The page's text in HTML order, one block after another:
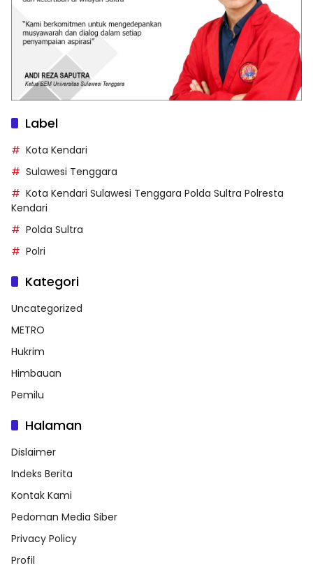
Label
Kota Kendari
Sulawesi Tenggara
Kota Kendari Sulawesi Tenggara Polda Sultra Polresta
Kendari
Polda Sultra
Polri
Kategori
Uncategorized
METRO
Hukrim
Himbauan
Pemilu
Halaman
Dislaimer
Indeks Berita
Kontak Kami
Pedoman Media Siber
Privacy Policy
Profil